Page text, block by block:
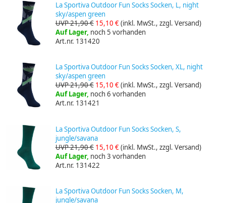
La Sportiva Outdoor Fun Socks Socken, L, night
sky/aspen green
UVP 21,90 € 15,10 €(inkl. MwSt., zzgl. Versand)
Auf Lager, noch 5 vorhanden
Art.nr. 131420
La Sportiva Outdoor Fun Socks Socken, XL, night
sky/aspen green
UVP 21,90 € 15,10 €(inkl. MwSt., zzgl. Versand)
Auf Lager, noch 6 vorhanden
Art.nr. 131421
La Sportiva Outdoor Fun Socks Socken, S,
jungle/savana
UVP 21,90 € 15,10 €(inkl. MwSt., zzgl. Versand)
Auf Lager, noch 3 vorhanden
Art.nr. 131422
La Sportiva Outdoor Fun Socks Socken, M,
jungle/savana